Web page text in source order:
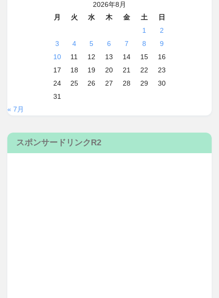
2026年8月
月
火 水 木 金 土
日
1
2
3
4 5 6 7 8
9
10
11 12 13 14 15
16
17
18 19 20 21 22
23
24
25 26 27 28 29
30
31
« 7月
スポンサードリンクR2